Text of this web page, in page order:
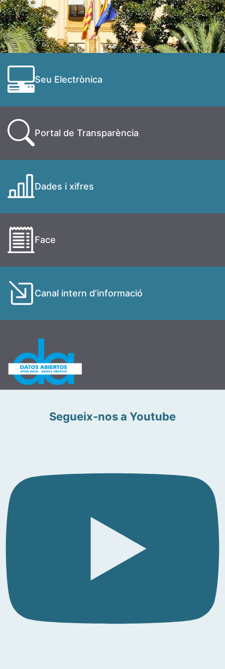
Seu Electrònica
Portal de Transparència
Dades i xifres
Face
Canal intern d’informació
Segueix-nos a Youtube